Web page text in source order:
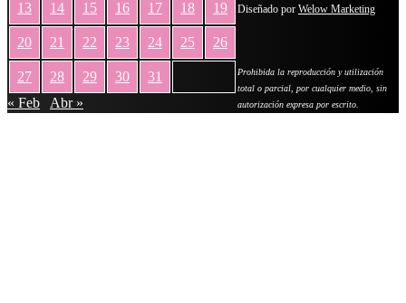
13 14 15 16 17 18 19
20 21 22 23 24 25 26
27 28 29 30
31
« Feb
Abr »
Diseñado por Welow Marketing
Prohibida la reproducción y utilización
total o parcial, por cualquier medio, sin
autorización expresa por escrito.